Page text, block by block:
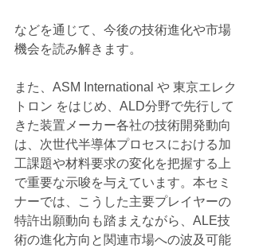
などを通じて、今後の技術進化や市場
機会を読み解きます。
また、ASM International や 東京エレク
トロン をはじめ、ALD分野で先行して
きた装置メーカー各社の技術開発動向
は、次世代半導体プロセスにおける加
工課題や材料要求の変化を把握する上
で重要な示唆を与えています。本セミ
ナーでは、こうした主要プレイヤーの
特許出願動向も踏まえながら、ALE技
術の進化方向と関連市場への波及可能